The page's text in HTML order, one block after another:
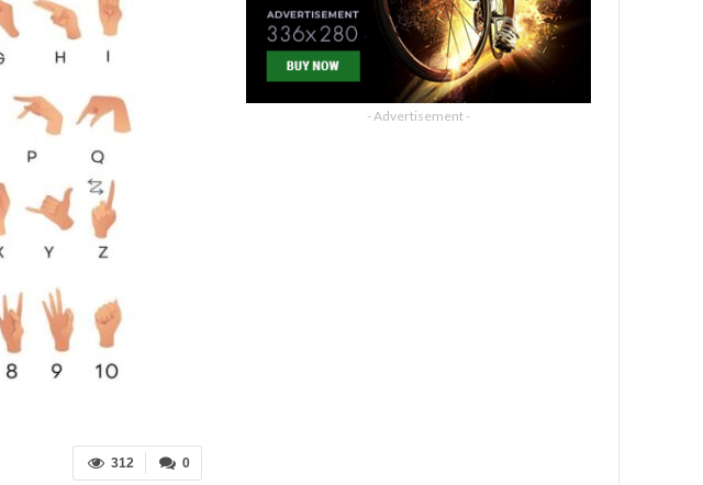
0
312
- Advertisement -